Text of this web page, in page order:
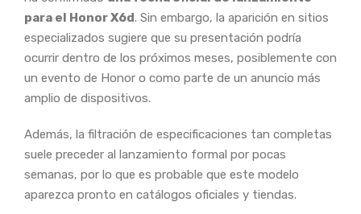
para el Honor X6d. Sin embargo, la aparición en sitios
especializados sugiere que su presentación podría
ocurrir dentro de los próximos meses, posiblemente con
un evento de Honor o como parte de un anuncio más
amplio de dispositivos.
Además, la filtración de especificaciones tan completas
suele preceder al lanzamiento formal por pocas
semanas, por lo que es probable que este modelo
aparezca pronto en catálogos oficiales y tiendas.